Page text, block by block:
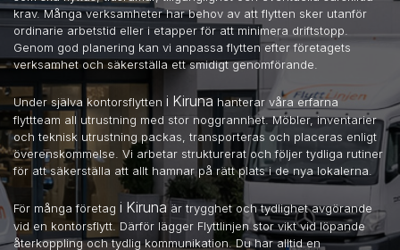
krav. Många verksamheter har behov av att flytten sker utanför
ordinarie arbetstid eller i etapper för att minimera driftstopp.
Genom god planering kan vi anpassa flytten efter företagets
verksamhet och säkerställa ett smidigt genomförande.
Under själva kontorsflytten i Kiruna hanterar våra erfarna
flyttteam all utrustning med stor noggrannhet. Möbler, inventarier
och teknisk utrustning packas, transporteras och placeras enligt
överenskommelse. Vi arbetar strukturerat och följer tydliga rutiner
för att säkerställa att allt hamnar på rätt plats i de nya lokalerna.
För många företag i Kiruna är trygghet och tydlighet avgörande
vid en kontorsflytt. Därför lägger Flyttlinjen stor vikt vid löpande
återkoppling och tydlig kommunikation. Du har alltid en